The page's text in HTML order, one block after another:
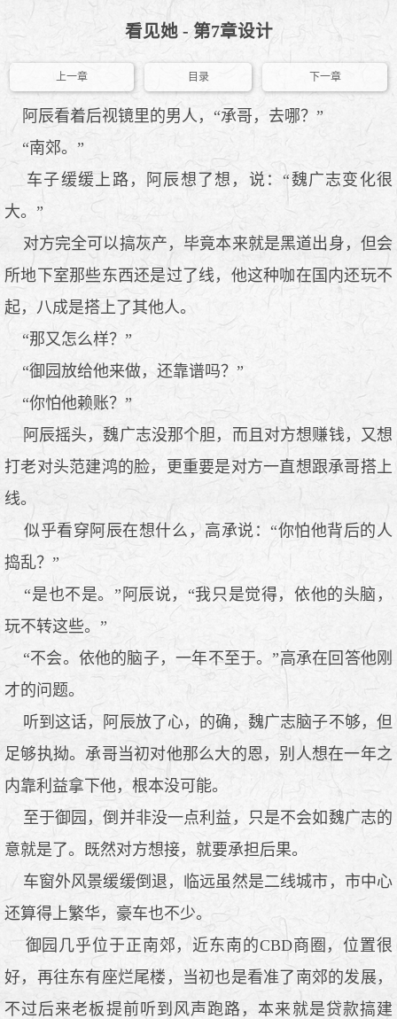
看见她 - 第7章设计
上一章 目录 下一章
阿辰看着后视镜里的男人，“承哥，去哪？”
“南郊。”
车子缓缓上路，阿辰想了想，说：“魏广志变化很
大。”
对方完全可以搞灰产，毕竟本来就是黑道出身，但会
所地下室那些东西还是过了线，他这种咖在国内还玩不
起，八成是搭上了其他人。
“那又怎么样？”
“御园放给他来做，还靠谱吗？”
“你怕他赖账？”
阿辰摇头，魏广志没那个胆，而且对方想赚钱，又想
打老对头范建鸿的脸，更重要是对方一直想跟承哥搭上
线。
似乎看穿阿辰在想什么，高承说：“你怕他背后的人
捣乱？”
“是也不是。”阿辰说，“我只是觉得，依他的头脑，
玩不转这些。”
“不会。依他的脑子，一年不至于。”高承在回答他刚
才的问题。
听到这话，阿辰放了心，的确，魏广志脑子不够，但
足够执拗。承哥当初对他那么大的恩，别人想在一年之
内靠利益拿下他，根本没可能。
至于御园，倒并非没一点利益，只是不会如魏广志的
意就是了。既然对方想接，就要承担后果。
车窗外风景缓缓倒退，临远虽然是二线城市，市中心
还算得上繁华，豪车也不少。
御园几乎位于正南郊，近东南的CBD商圈，位置很
好，再往东有座烂尾楼，当初也是看准了南郊的发展，
不过后来老板提前听到风声跑路，本来就是贷款搞建